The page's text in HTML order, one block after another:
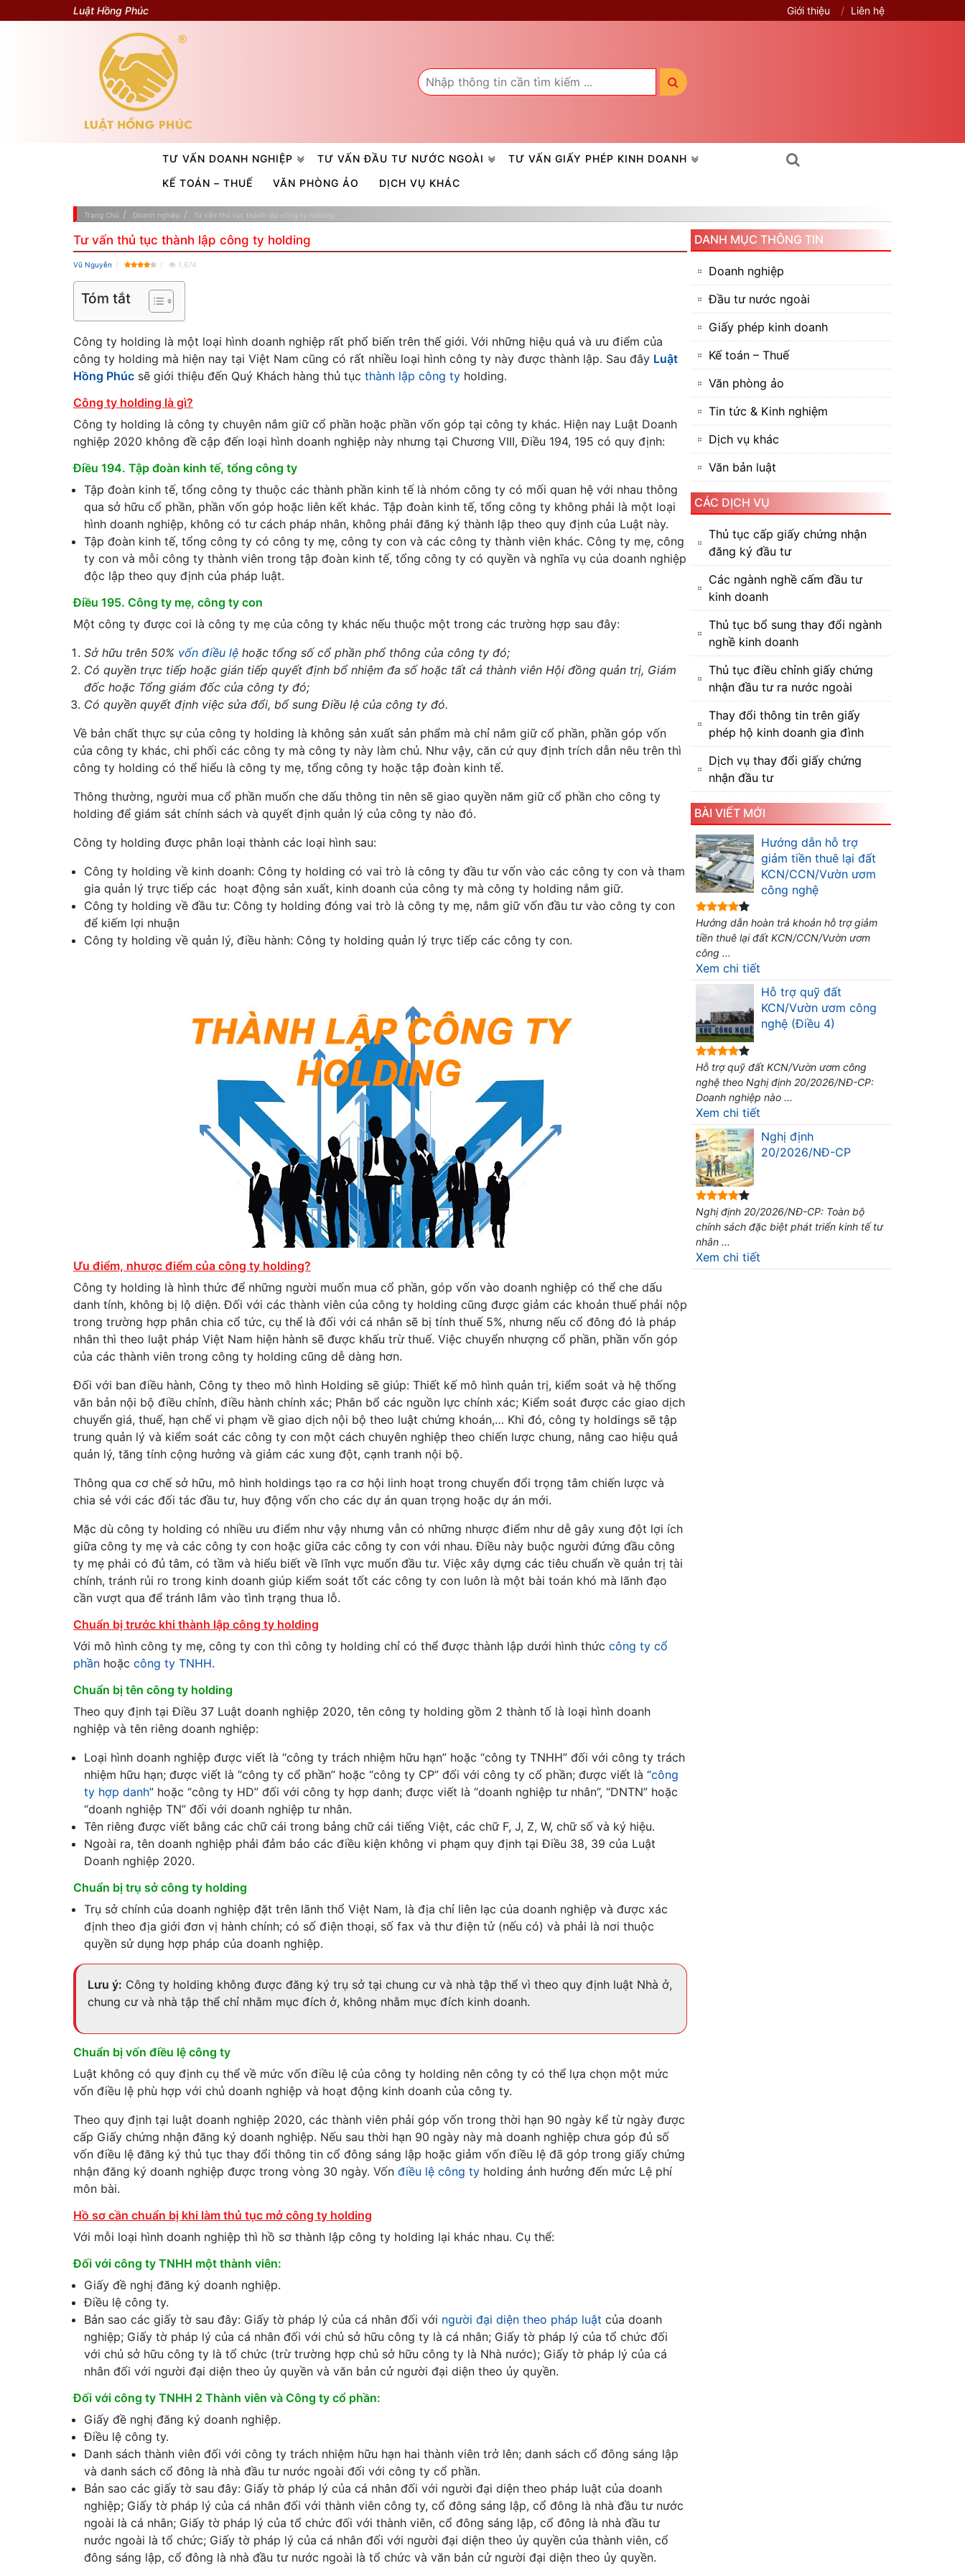
Luật Hồng Phúc Giới thiệu Liên hệ
TƯ VẤN DOANH NGHIỆP TƯ VẤN ĐẦU TƯ NƯỚC NGOÀI
TƯ VẤN GIẤY PHÉP KINH DOANH
KẾ TOÁN – THUẾ
VĂN PHÒNG ẢO DỊCH VỤ KHÁC
Trang Chủ Doanh nghiệp Tư vấn thủ tục thành lập công ty holding
Tư vấn thủ tục thành lập công ty holding
Vũ Nguyễn 1,674
Tóm tắt
Công ty holding là một loại hình doanh nghiệp rất phổ biến trên thế giới. Với những hiệu quả và ưu điểm của
công ty holding mà hiện nay tại Việt Nam cũng có rất nhiều loại hình công ty này được thành lập. Sau đây Luật
Hồng Phúc sẽ giới thiệu đến Quý Khách hàng thủ tục thành lập công ty holding.
Công ty holding là gì?
Công ty holding là công ty chuyên nắm giữ cổ phần hoặc phần vốn góp tại công ty khác. Hiện nay Luật Doanh
nghiệp 2020 không đề cập đến loại hình doanh nghiệp này nhưng tại Chương VIII, Điều 194, 195 có quy định:
Điều 194. Tập đoàn kinh tế, tổng công ty
Tập đoàn kinh tế, tổng công ty thuộc các thành phần kinh tế là nhóm công ty có mối quan hệ với nhau thông
qua sở hữu cổ phần, phần vốn góp hoặc liên kết khác. Tập đoàn kinh tế, tổng công ty không phải là một loại
hình doanh nghiệp, không có tư cách pháp nhân, không phải đăng ký thành lập theo quy định của Luật này.
Tập đoàn kinh tế, tổng công ty có công ty mẹ, công ty con và các công ty thành viên khác. Công ty mẹ, công
ty con và mỗi công ty thành viên trong tập đoàn kinh tế, tổng công ty có quyền và nghĩa vụ của doanh nghiệp
độc lập theo quy định của pháp luật.
Điều 195. Công ty mẹ, công ty con
Một công ty được coi là công ty mẹ của công ty khác nếu thuộc một trong các trường hợp sau đây:
Sở hữu trên 50% vốn điều lệ hoặc tổng số cổ phần phổ thông của công ty đó;
Có quyền trực tiếp hoặc gián tiếp quyết định bổ nhiệm đa số hoặc tất cả thành viên Hội đồng quản trị, Giám
đốc hoặc Tổng giám đốc của công ty đó;
Có quyền quyết định việc sửa đổi, bổ sung Điều lệ của công ty đó.
Về bản chất thực sự của công ty holding là không sản xuất sản phẩm mà chỉ nắm giữ cổ phần, phần góp vốn
của công ty khác, chi phối các công ty mà công ty này làm chủ. Như vậy, căn cứ quy định trích dẫn nêu trên thì
công ty holding có thể hiểu là công ty mẹ, tổng công ty hoặc tập đoàn kinh tế.
Thông thường, người mua cổ phần muốn che dấu thông tin nên sẽ giao quyền năm giữ cổ phần cho công ty
holding để giám sát chính sách và quyết định quản lý của công ty nào đó.
Công ty holding được phân loại thành các loại hình sau:
Công ty holding về kinh doanh: Công ty holding có vai trò là công ty đầu tư vốn vào các công ty con và tham
gia quản lý trực tiếp các hoạt động sản xuất, kinh doanh của công ty mà công ty holding nắm giữ.
Công ty holding về đầu tư: Công ty holding đóng vai trò là công ty mẹ, nắm giữ vốn đầu tư vào công ty con
để kiếm lợi nhuận
Công ty holding về quản lý, điều hành: Công ty holding quản lý trực tiếp các công ty con.
Ưu điểm, nhược điểm của công ty holding?
Công ty holding là hình thức để những người muốn mua cổ phần, góp vốn vào doanh nghiệp có thể che dấu
danh tính, không bị lộ diện. Đối với các thành viên của công ty holding cũng được giảm các khoản thuế phải nộp
trong trường hợp phân chia cổ tức, cụ thể là đối với cá nhân sẽ bị tính thuế 5%, nhưng nếu cổ đông đó là pháp
nhân thì theo luật pháp Việt Nam hiện hành sẽ được khấu trừ thuế. Việc chuyển nhượng cổ phần, phần vốn góp
của các thành viên trong công ty holding cũng dễ dàng hơn.
Đối với ban điều hành, Công ty theo mô hình Holding sẽ giúp: Thiết kế mô hình quản trị, kiểm soát và hệ thống
văn bản nội bộ điều chỉnh, điều hành chính xác; Phân bổ các nguồn lực chính xác; Kiểm soát được các giao dịch
chuyển giá, thuế, hạn chế vi phạm về giao dịch nội bộ theo luật chứng khoán,… Khi đó, công ty holdings sẽ tập
trung quản lý và kiểm soát các công ty con một cách chuyên nghiệp theo chiến lược chung, nâng cao hiệu quả
quản lý, tăng tính cộng hưởng và giảm các xung đột, cạnh tranh nội bộ.
Thông qua cơ chế sở hữu, mô hình holdings tạo ra cơ hội linh hoạt trong chuyển đổi trọng tâm chiến lược và
chia sẻ với các đối tác đầu tư, huy động vốn cho các dự án quan trọng hoặc dự án mới.
Mặc dù công ty holding có nhiều ưu điểm như vậy nhưng vẫn có những nhược điểm như dễ gây xung đột lợi ích
giữa công ty mẹ và các công ty con hoặc giữa các công ty con với nhau. Điều này buộc người đứng đầu công
ty mẹ phải có đủ tâm, có tầm và hiểu biết về lĩnh vực muốn đầu tư. Việc xây dựng các tiêu chuẩn về quản trị tài
chính, tránh rủi ro trong kinh doanh giúp kiểm soát tốt các công ty con luôn là một bài toán khó mà lãnh đạo
cần vượt qua để tránh lâm vào tình trạng thua lỗ.
Chuẩn bị trước khi thành lập công ty holding
Với mô hình công ty mẹ, công ty con thì công ty holding chỉ có thể được thành lập dưới hình thức công ty cổ
phần hoặc công ty TNHH.
Chuẩn bị tên công ty holding
Theo quy định tại Điều 37 Luật doanh nghiệp 2020, tên công ty holding gồm 2 thành tố là loại hình doanh
nghiệp và tên riêng doanh nghiệp:
Loại hình doanh nghiệp được viết là “công ty trách nhiệm hữu hạn” hoặc “công ty TNHH” đối với công ty trách
nhiệm hữu hạn; được viết là “công ty cổ phần” hoặc “công ty CP” đối với công ty cổ phần; được viết là “công
ty hợp danh” hoặc “công ty HD” đối với công ty hợp danh; được viết là “doanh nghiệp tư nhân”, “DNTN” hoặc
“doanh nghiệp TN” đối với doanh nghiệp tư nhân.
Tên riêng được viết bằng các chữ cái trong bảng chữ cái tiếng Việt, các chữ F, J, Z, W, chữ số và ký hiệu.
Ngoài ra, tên doanh nghiệp phải đảm bảo các điều kiện không vi phạm quy định tại Điều 38, 39 của Luật
Doanh nghiệp 2020.
Chuẩn bị trụ sở công ty holding
Trụ sở chính của doanh nghiệp đặt trên lãnh thổ Việt Nam, là địa chỉ liên lạc của doanh nghiệp và được xác
định theo địa giới đơn vị hành chính; có số điện thoại, số fax và thư điện tử (nếu có) và phải là nơi thuộc
quyền sử dụng hợp pháp của doanh nghiệp.
Lưu ý: Công ty holding không được đăng ký trụ sở tại chung cư và nhà tập thể vì theo quy định luật Nhà ở,
chung cư và nhà tập thể chỉ nhằm mục đích ở, không nhằm mục đích kinh doanh.
Chuẩn bị vốn điều lệ công ty
Luật không có quy định cụ thể về mức vốn điều lệ của công ty holding nên công ty có thể lựa chọn một mức
vốn điều lệ phù hợp với chủ doanh nghiệp và hoạt động kinh doanh của công ty.
Theo quy định tại luật doanh nghiệp 2020, các thành viên phải góp vốn trong thời hạn 90 ngày kể từ ngày được
cấp Giấy chứng nhận đăng ký doanh nghiệp. Nếu sau thời hạn 90 ngày này mà doanh nghiệp chưa góp đủ số
vốn điều lệ đăng ký thủ tục thay đổi thông tin cổ đông sáng lập hoặc giảm vốn điều lệ đã góp trong giấy chứng
nhận đăng ký doanh nghiệp được trong vòng 30 ngày. Vốn điều lệ công ty holding ảnh hưởng đến mức Lệ phí
môn bài.
Hồ sơ cần chuẩn bị khi làm thủ tục mở công ty holding
Với mỗi loại hình doanh nghiệp thì hồ sơ thành lập công ty holding lại khác nhau. Cụ thể:
Đối với công ty TNHH một thành viên:
Giấy đề nghị đăng ký doanh nghiệp.
Điều lệ công ty.
Bản sao các giấy tờ sau đây: Giấy tờ pháp lý của cá nhân đối với người đại diện theo pháp luật của doanh
nghiệp; Giấy tờ pháp lý của cá nhân đối với chủ sở hữu công ty là cá nhân; Giấy tờ pháp lý của tổ chức đối
với chủ sở hữu công ty là tổ chức (trừ trường hợp chủ sở hữu công ty là Nhà nước); Giấy tờ pháp lý của cá
nhân đối với người đại diện theo ủy quyền và văn bản cử người đại diện theo ủy quyền.
Đối với công ty TNHH 2 Thành viên và Công ty cổ phần:
Giấy đề nghị đăng ký doanh nghiệp.
Điều lệ công ty.
Danh sách thành viên đối với công ty trách nhiệm hữu hạn hai thành viên trở lên; danh sách cổ đông sáng lập
và danh sách cổ đông là nhà đầu tư nước ngoài đối với công ty cổ phần.
Bản sao các giấy tờ sau đây: Giấy tờ pháp lý của cá nhân đối với người đại diện theo pháp luật của doanh
nghiệp; Giấy tờ pháp lý của cá nhân đối với thành viên công ty, cổ đông sáng lập, cổ đông là nhà đầu tư nước
ngoài là cá nhân; Giấy tờ pháp lý của tổ chức đối với thành viên, cổ đông sáng lập, cổ đông là nhà đầu tư
nước ngoài là tổ chức; Giấy tờ pháp lý của cá nhân đối với người đại diện theo ủy quyền của thành viên, cổ
đông sáng lập, cổ đông là nhà đầu tư nước ngoài là tổ chức và văn bản cử người đại diện theo ủy quyền.
DANH MỤC THÔNG TIN
Doanh nghiệp
Đầu tư nước ngoài
Giấy phép kinh doanh
Kế toán – Thuế
Văn phòng ảo
Tin tức & Kinh nghiệm
Dịch vụ khác
Văn bản luật
CÁC DỊCH VỤ
Thủ tục cấp giấy chứng nhận
đăng ký đầu tư
Các ngành nghề cấm đầu tư
kinh doanh
Thủ tục bổ sung thay đổi ngành
nghề kinh doanh
Thủ tục điều chỉnh giấy chứng
nhận đầu tư ra nước ngoài
Thay đổi thông tin trên giấy
phép hộ kinh doanh gia đình
Dịch vụ thay đổi giấy chứng
nhận đầu tư
BÀI VIẾT MỚI
Hướng dẫn hỗ trợ
giảm tiền thuê lại đất
KCN/CCN/Vườn ươm
công nghệ
Hướng dẫn hoàn trả khoản hỗ trợ giảm
tiền thuê lại đất KCN/CCN/Vườn ươm
công ...
Xem chi tiết
Hỗ trợ quỹ đất
KCN/Vườn ươm công
nghệ (Điều 4)
Hỗ trợ quỹ đất KCN/Vườn ươm công
nghệ theo Nghị định 20/2026/NĐ-CP:
Doanh nghiệp nào ...
Xem chi tiết
Nghị định
20/2026/NĐ-CP
Nghị định 20/2026/NĐ-CP: Toàn bộ
chính sách đặc biệt phát triển kinh tế tư
nhân ...
Xem chi tiết